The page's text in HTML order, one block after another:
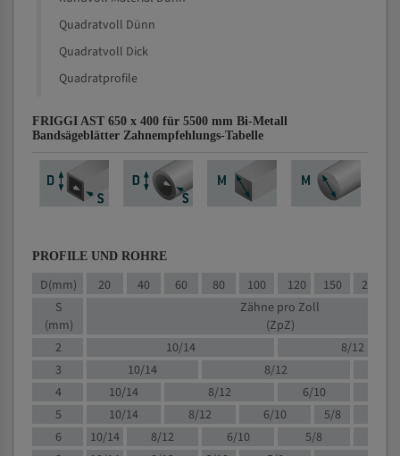
Quadratvoll Dünn
Quadratvoll Dick
Quadratprofile
FRIGGI AST 650 x 400 für 5500 mm Bi-Metall
Bandsägeblätter Zahnempfehlungs-Tabelle
PROFILE UND ROHRE
D(mm) 20 40 60 80 100 120 150 200
S
(mm)
Zähne pro Zoll
(ZpZ)
2
10/14
8/12
3
10/14 8/12
4
10/14 8/12 6/10
5
10/14 8/12 6/10
5/8
6
10/14 8/12 6/10
5/8